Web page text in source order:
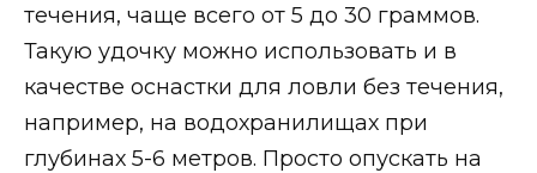
течения, чаще всего от 5 до 30 граммов.
Такую удочку можно использовать и в
качестве оснастки для ловли без течения,
например, на водохранилищах при
глубинах 5-6 метров. Просто опускать на